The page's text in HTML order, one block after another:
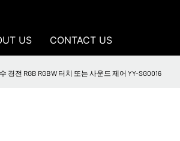
US CONTACT US
경전 RGB RGBW 터치 또는 사운드 제어 YY-SG0016